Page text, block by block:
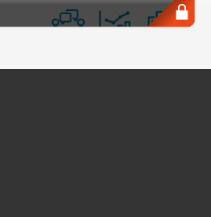
。
成功に導いてきたリサーチのプ
解」について前編後編に渡り無
アスマーク畠